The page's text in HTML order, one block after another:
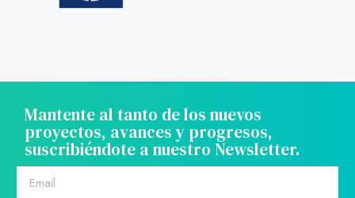
Mantente al tanto de los nuevos
proyectos, avances y progresos,
suscribiéndote a nuestro Newsletter.